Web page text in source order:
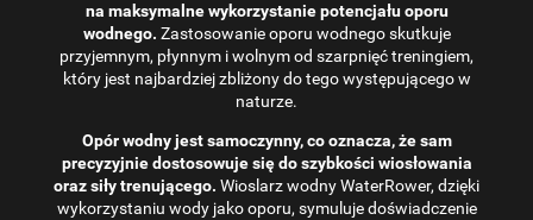
na maksymalne wykorzystanie potencjału oporu
wodnego. Zastosowanie oporu wodnego skutkuje
przyjemnym, płynnym i wolnym od szarpnięć treningiem,
który jest najbardziej zbliżony do tego występującego w
naturze.
Opór wodny jest samoczynny, co oznacza, że ​​sam
precyzyjnie dostosowuje się do szybkości wiosłowania
oraz siły trenującego. Wioslarz wodny WaterRower, dzięki
wykorzystaniu wody jako oporu, symuluje doświadczenie